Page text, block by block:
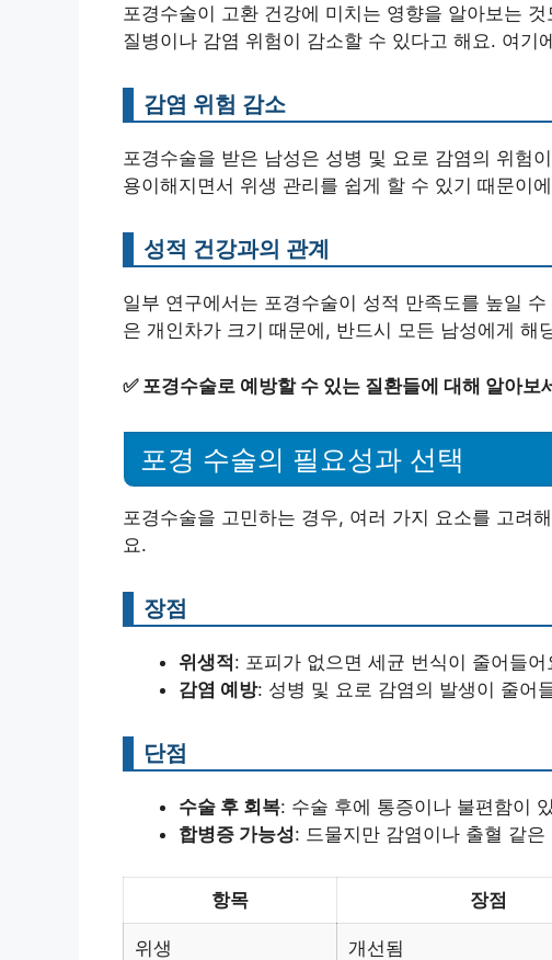
포경수술이 고환 건강에 미치는 영향을 알아보는
질병이나 감염 위험이 감소할 수 있다고 해요. 여기
감염 위험 감소
포경수술을 받은 남성은 성병 및 요로 감염의 위험
용이해지면서 위생 관리를 쉽게 할 수 있기 때문이
성적 건강과의 관계
일부 연구에서는 포경수술이 성적 만족도를 높일
은 개인차가 크기 때문에, 반드시 모든 남성에게 해
✅ 포경수술로 예방할 수 있는 질환들에 대해 알아보
포경 수술의 필요성과 선택
포경수술을 고민하는 경우, 여러 가지 요소를 고려
요.
장점
위생적 : 포피가 없으면 세균 번식이 줄어들어
감염 예방: 성병 및 요로 감염의 발생이 줄어
단점
수술 후 회복: 수술 후에 통증이나 불편함이
합병증 가능성: 드물지만 감염이나 출혈 같
항목 장점
위생 개선됨